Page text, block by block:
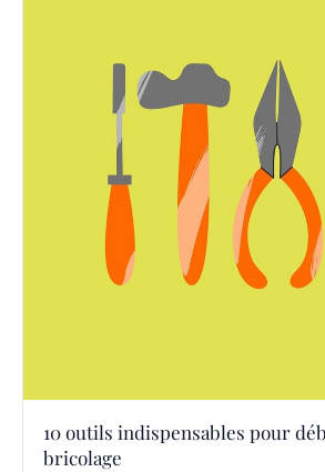
10 outils indispensables pour
bricolage